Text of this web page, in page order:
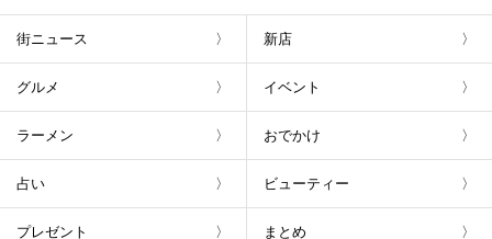
街ニュース 新店
グルメ イベント
ラーメン おでかけ
占い ビューティー
プレゼント まとめ